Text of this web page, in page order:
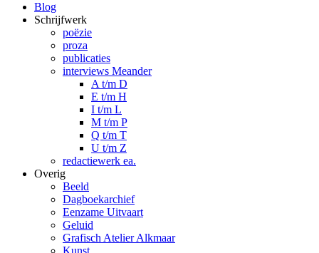
Blog
Schrijfwerk
poëzie
proza
publicaties
interviews Meander
A t/m D
E t/m H
I t/m L
M t/m P
Q t/m T
U t/m Z
redactiewerk ea.
Overig
Beeld
Dagboekarchief
Eenzame Uitvaart
Geluid
Grafisch Atelier Alkmaar
Kunst